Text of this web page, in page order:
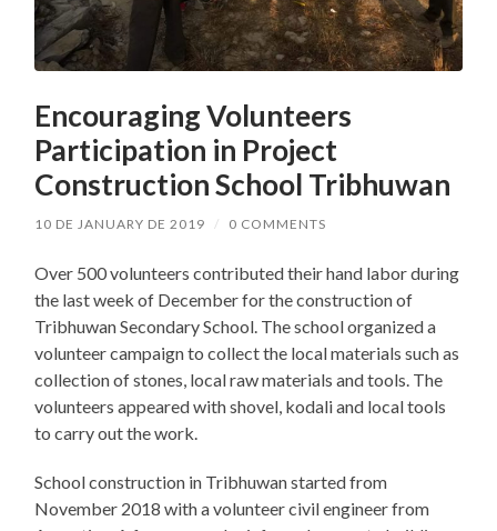
Encouraging Volunteers
Participation in Project
Construction School Tribhuwan
10 DE JANUARY DE 2019 / 0 COMMENTS
Over 500 volunteers contributed their hand labor during
the last week of December for the construction of
Tribhuwan Secondary School. The school organized a
volunteer campaign to collect the local materials such as
collection of stones, local raw materials and tools. The
volunteers appeared with shovel, kodali and local tools
to carry out the work.
School construction in Tribhuwan started from
November 2018 with a volunteer civil engineer from